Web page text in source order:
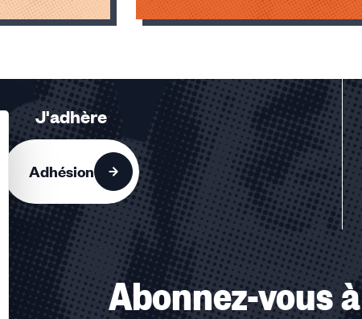
Masquer le bandeau des cookies
J'adhère
Adhésion
Abonnez-vous